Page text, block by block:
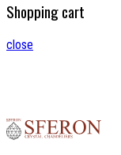
Shopping cart
close